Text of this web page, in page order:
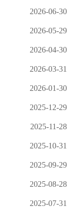
2026-06-30
2026-05-29
2026-04-30
2026-03-31
2026-01-30
2025-12-29
2025-11-28
2025-10-31
2025-09-29
2025-08-28
2025-07-31